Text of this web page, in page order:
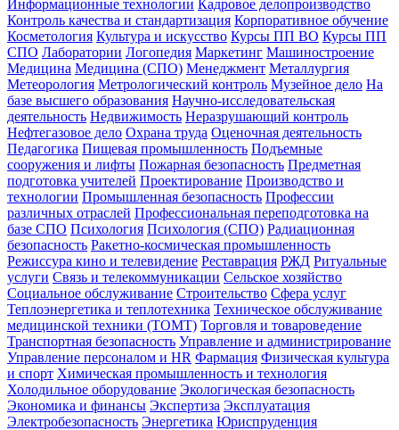
Информационные технологии Кадровое делопроизводство
Контроль качества и стандартизация Корпоративное обучение
Косметология Культура и искусство Курсы ПП ВО Курсы ПП
СПО Лаборатории Логопедия Маркетинг Машиностроение
Медицина Медицина (СПО) Менеджмент Металлургия
Метеорология Метрологический контроль Музейное дело На
базе высшего образования Научно-исследовательская
деятельность Недвижимость Неразрушающий контроль
Нефтегазовое дело Охрана труда Оценочная деятельность
Педагогика Пищевая промышленность Подъемные
сооружения и лифты Пожарная безопасность Предметная
подготовка учителей Проектирование Производство и
технологии Промышленная безопасность Профессии
различных отраслей Профессиональная переподготовка на
базе СПО Психология Психология (СПО) Радиационная
безопасность Ракетно-космическая промышленность
Режиссура кино и телевидение Реставрация РЖД Ритуальные
услуги Связь и телекоммуникации Сельское хозяйство
Социальное обслуживание Строительство Сфера услуг
Теплоэнергетика и теплотехника Техническое обслуживание
медицинской техники (ТОМТ) Торговля и товароведение
Транспортная безопасность Управление и администрирование
Управление персоналом и HR Фармация Физическая культура
и спорт Химическая промышленность и технология
Холодильное оборудование Экологическая безопасность
Экономика и финансы Экспертиза Эксплуатация
Электробезопасность Энергетика Юриспруденция